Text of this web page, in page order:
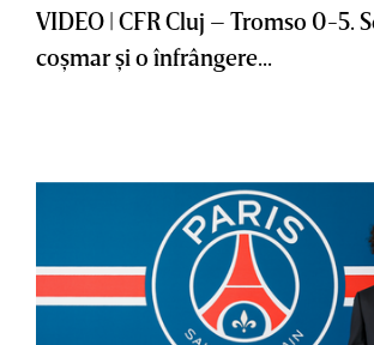
VIDEO | CFR Cluj – Tromso 0-5.
coşmar şi o înfrângere...